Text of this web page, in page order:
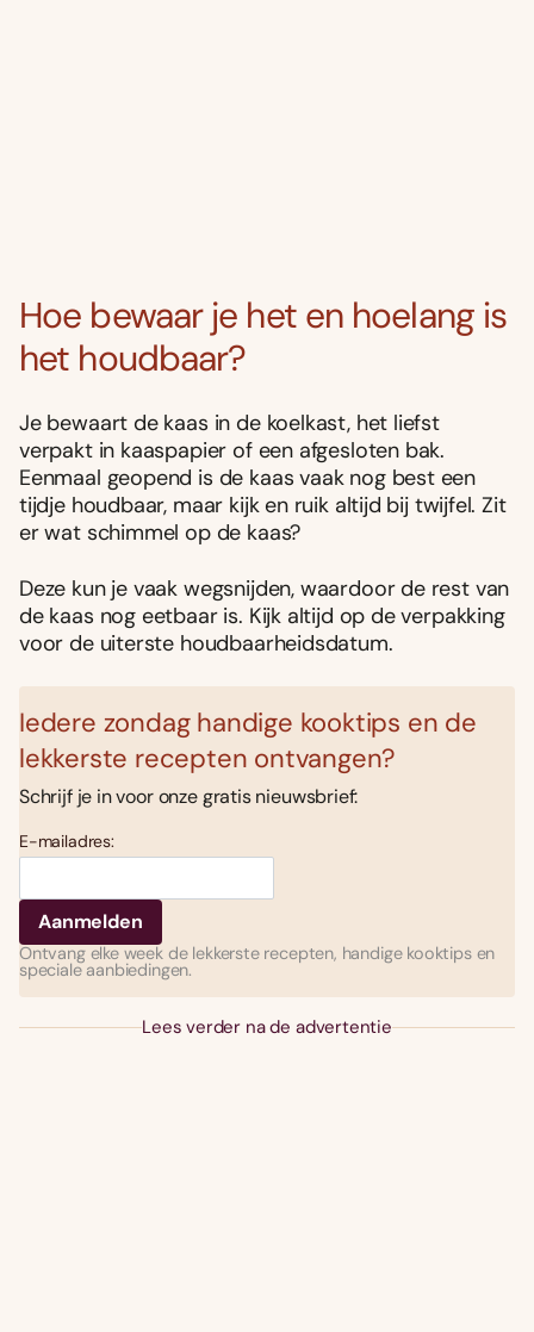
Hoe bewaar je het en hoelang is
het houdbaar?
Je bewaart de kaas in de koelkast, het liefst
verpakt in kaaspapier of een afgesloten bak.
Eenmaal geopend is de kaas vaak nog best een
tijdje houdbaar, maar kijk en ruik altijd bij twijfel. Zit
er wat schimmel op de kaas?
Deze kun je vaak wegsnijden, waardoor de rest van
de kaas nog eetbaar is. Kijk altijd op de verpakking
voor de uiterste houdbaarheidsdatum.
Iedere zondag handige kooktips en de
lekkerste recepten ontvangen?
Schrijf je in voor onze gratis nieuwsbrief:
E-mailadres:
Ontvang elke week de lekkerste recepten, handige kooktips en
speciale aanbiedingen.
Lees verder na de advertentie